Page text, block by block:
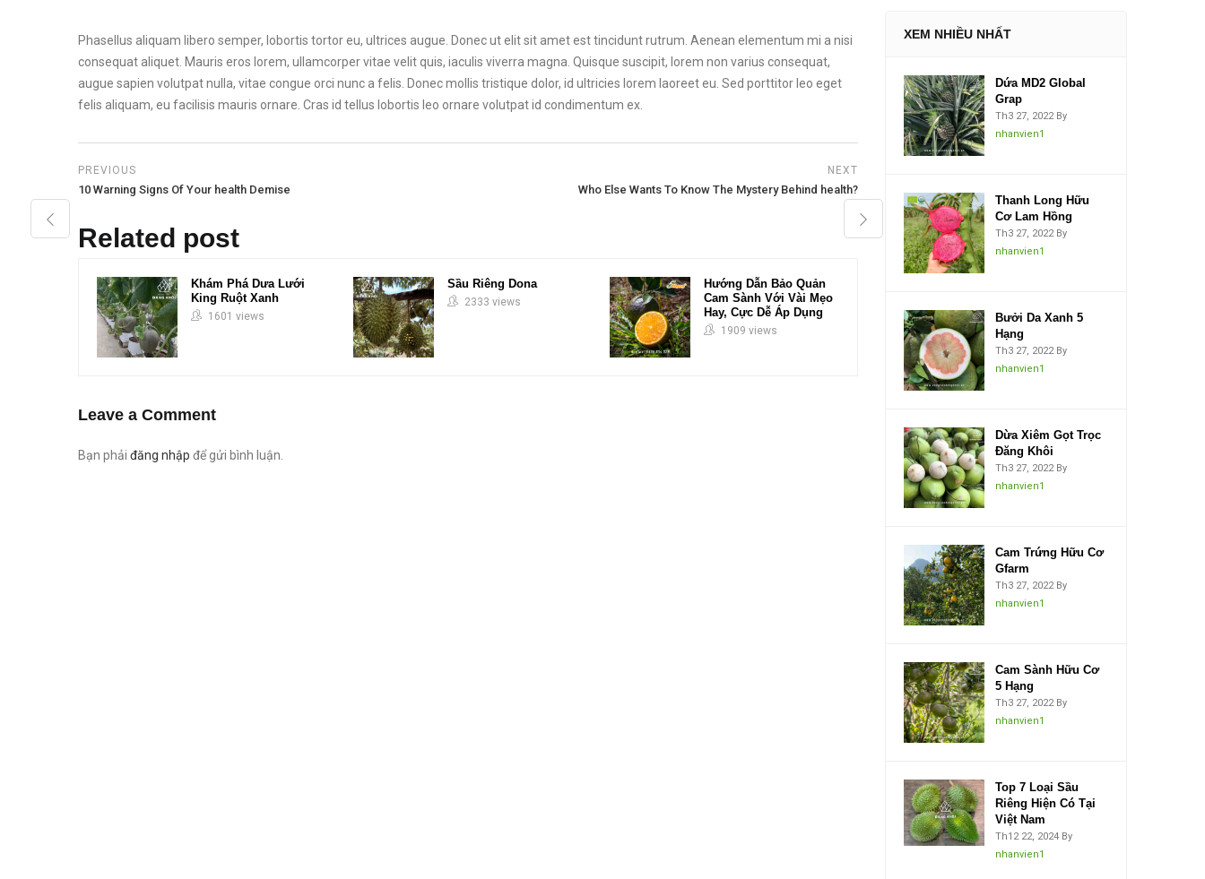
Phasellus aliquam libero semper, lobortis tortor eu, ultrices augue. Donec ut elit sit amet est tincidunt rutrum. Aenean elementum mi a nisi
consequat aliquet. Mauris eros lorem, ullamcorper vitae velit quis, iaculis viverra magna. Quisque suscipit, lorem non varius consequat,
augue sapien volutpat nulla, vitae congue orci nunc a felis. Donec mollis tristique dolor, id ultricies lorem laoreet eu. Sed porttitor leo eget
felis aliquam, eu facilisis mauris ornare. Cras id tellus lobortis leo ornare volutpat id condimentum ex.
PREVIOUS
10 Warning Signs Of Your health Demise
NEXT
Who Else Wants To Know The Mystery Behind health?
Related post
Khám Phá Dưa Lưới
King Ruột Xanh
1601 views
Sầu Riêng Dona
2333 views
Hướng Dẫn Bảo Quản
Cam Sành Với Vài Mẹo
Hay, Cực Dễ Áp Dụng
1909 views
SẢN “NỨC TIẾNG” CỦA
VIỆT NAM
2484 views
Leave a Comment
Bạn phải đăng nhập để gửi bình luận.
XEM NHIỀU NHẤT
Dứa MD2 Global
Grap
Th3 27, 2022 By
nhanvien1
Thanh Long Hữu
Cơ Lam Hồng
Th3 27, 2022 By
nhanvien1
Bưởi Da Xanh 5
Hạng
Th3 27, 2022 By
nhanvien1
Dừa Xiêm Gọt Trọc
Đăng Khôi
Th3 27, 2022 By
nhanvien1
Cam Trứng Hữu Cơ
Gfarm
Th3 27, 2022 By
nhanvien1
Cam Sành Hữu Cơ
5 Hạng
Th3 27, 2022 By
nhanvien1
Top 7 Loại Sầu
Riêng Hiện Có Tại
Việt Nam
Th12 22, 2024 By
nhanvien1